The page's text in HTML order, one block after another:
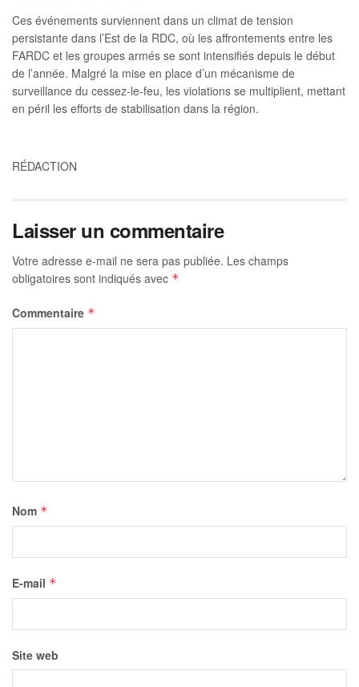
Ces événements surviennent dans un climat de tension
persistante dans l’Est de la RDC, où les affrontements entre les
FARDC et les groupes armés se sont intensifiés depuis le début
de l’année. Malgré la mise en place d’un mécanisme de
surveillance du cessez-le-feu, les violations se multiplient, mettant
en péril les efforts de stabilisation dans la région.
RÉDACTION
Laisser un commentaire
Votre adresse e-mail ne sera pas publiée. Les champs
obligatoires sont indiqués avec *
Commentaire *
Nom *
E-mail *
Site web